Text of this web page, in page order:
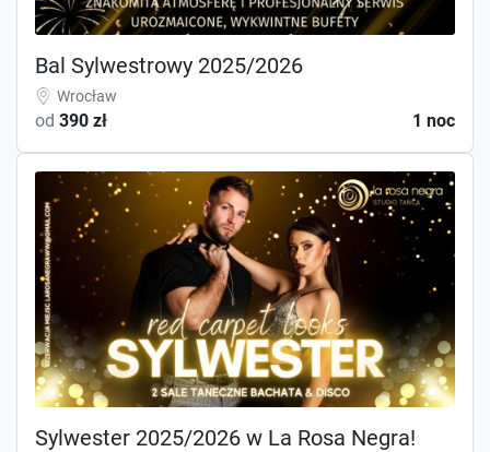
Bal Sylwestrowy 2025/2026
Wrocław
od 390 zł 1 noc
Sylwester 2025/2026 w La Rosa Negra!